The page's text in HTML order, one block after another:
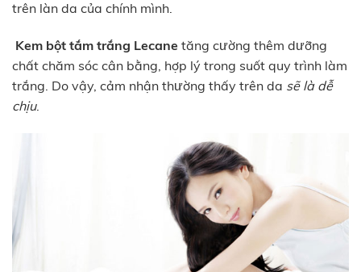
trên làn da của chính mình.
Kem bột tắm trắng Lecane tăng cường thêm dưỡng
chất chăm sóc cân bằng, hợp lý trong suốt quy trình làm
trắng. Do vậy, cảm nhận thường thấy trên da sẽ là dễ
chịu.